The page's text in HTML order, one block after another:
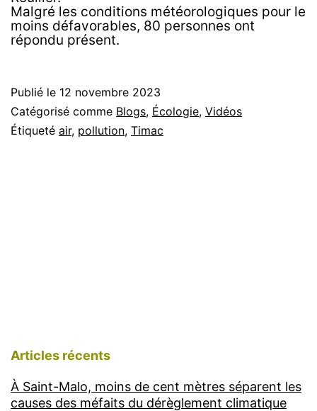
Malgré les conditions météorologiques pour le
moins défavorables, 80 personnes ont
répondu présent.
Publié le 12 novembre 2023
Catégorisé comme Blogs, Écologie, Vidéos
Étiqueté air, pollution, Timac
Articles récents
À Saint-Malo, moins de cent mètres séparent les
causes des méfaits du dérèglement climatique